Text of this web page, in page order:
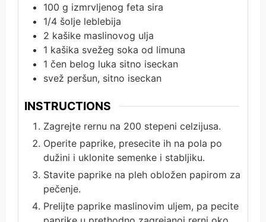
100 g izmrvljenog feta sira
1/4 šolje leblebija
2 kašike maslinovog ulja
1 kašika svežeg soka od limuna
1 čen belog luka sitno iseckan
svež peršun, sitno iseckan
INSTRUCTIONS
Zagrejte rernu na 200 stepeni celzijusa.
Operite paprike, presecite ih na pola po
dužini i uklonite semenke i stabljiku.
Stavite paprike na pleh obložen papirom za
pečenje.
Prelijte paprike maslinovim uljem, pa pecite